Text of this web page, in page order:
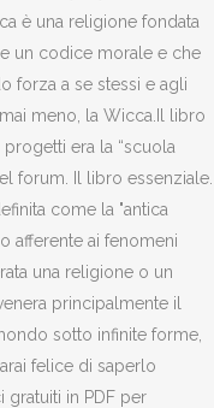
è una religione fondata
un codice morale e che
forza a se stessi e agli
meno, la Wicca.Il libro
era la “scuola
forum. Il libro essenziale.
come la "antica
afferente ai fenomeni
una religione o un
principalmente il
sotto infinite forme,
felice di saperlo
gratuiti in PDF per